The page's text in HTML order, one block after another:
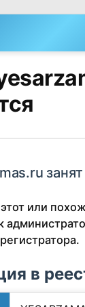
занят
или
в